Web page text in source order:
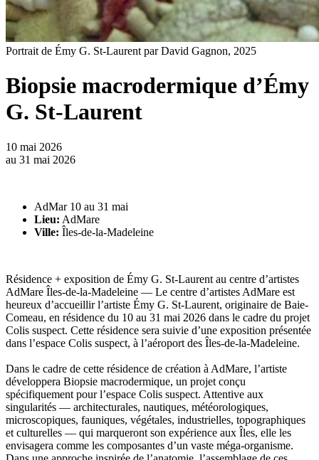
Portrait de Émy G. St-Laurent par David Gagnon, 2025
Biopsie macrodermique d’Émy
G. St-Laurent
10 mai 2026
au 31 mai 2026
AdMar 10 au 31 mai
Lieu: AdMare
Ville: Îles-de-la-Madeleine
Résidence + exposition de Émy G. St-Laurent au centre d’artistes
AdMare Îles-de-la-Madeleine — Le centre d’artistes AdMare est
heureux d’accueillir l’artiste Émy G. St-Laurent, originaire de Baie-
Comeau, en résidence du 10 au 31 mai 2026 dans le cadre du projet
Colis suspect. Cette résidence sera suivie d’une exposition présentée
dans l’espace Colis suspect, à l’aéroport des Îles-de-la-Madeleine.
Dans le cadre de cette résidence de création à AdMare, l’artiste
développera Biopsie macrodermique, un projet conçu
spécifiquement pour l’espace Colis suspect. Attentive aux
singularités — architecturales, nautiques, météorologiques,
microscopiques, fauniques, végétales, industrielles, topographiques
et culturelles — qui marqueront son expérience aux Îles, elle les
envisagera comme les composantes d’un vaste méga-organisme.